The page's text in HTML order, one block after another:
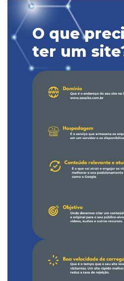
O que
ter um